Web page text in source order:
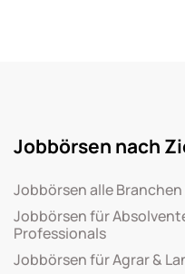
Jobbörsen nach
Jobbörsen alle
Jobbörsen für
Professionals
Jobbörsen für Agrar &